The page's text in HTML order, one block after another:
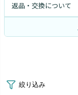
返品・交換について